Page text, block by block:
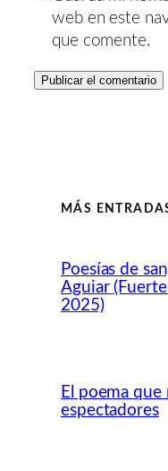
web en este
que comente.
MÁS
Poesías de
Aguiar
2025)
El poema que
espectadores